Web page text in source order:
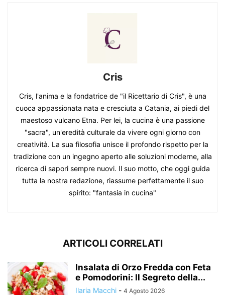
Cris
Cris, l'anima e la fondatrice de "il Ricettario di Cris", è una
cuoca appassionata nata e cresciuta a Catania, ai piedi del
maestoso vulcano Etna. Per lei, la cucina è una passione
"sacra", un'eredità culturale da vivere ogni giorno con
creatività. La sua filosofia unisce il profondo rispetto per la
tradizione con un ingegno aperto alle soluzioni moderne, alla
ricerca di sapori sempre nuovi. Il suo motto, che oggi guida
tutta la nostra redazione, riassume perfettamente il suo
spirito: "fantasia in cucina"
ARTICOLI CORRELATI
Insalata di Orzo Fredda con Feta
e Pomodorini: Il Segreto della...
Ilaria Macchi - 4 Agosto 2026